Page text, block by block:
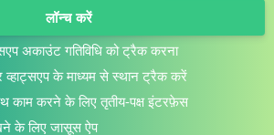
Italiano
Türkçe
लॉन्च करें
अकाउंट गतिविधि को ट्रैक करना
व्हाट्सएप के माध्यम से स्थान ट्रैक करें
काम करने के लिए तृतीय-पक्ष इंटरफ़ेस
के लिए जासूस ऐप